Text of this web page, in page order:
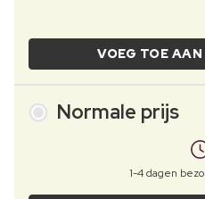
VOEG TOE
Normale prijs
1-4 dagen